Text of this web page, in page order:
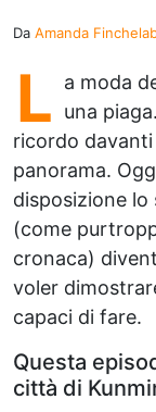
Da Amanda
L
a moda
una
ricordo
panorama.
disposizione lo
(come
cronaca)
voler
capaci di fare.
Questa
città di